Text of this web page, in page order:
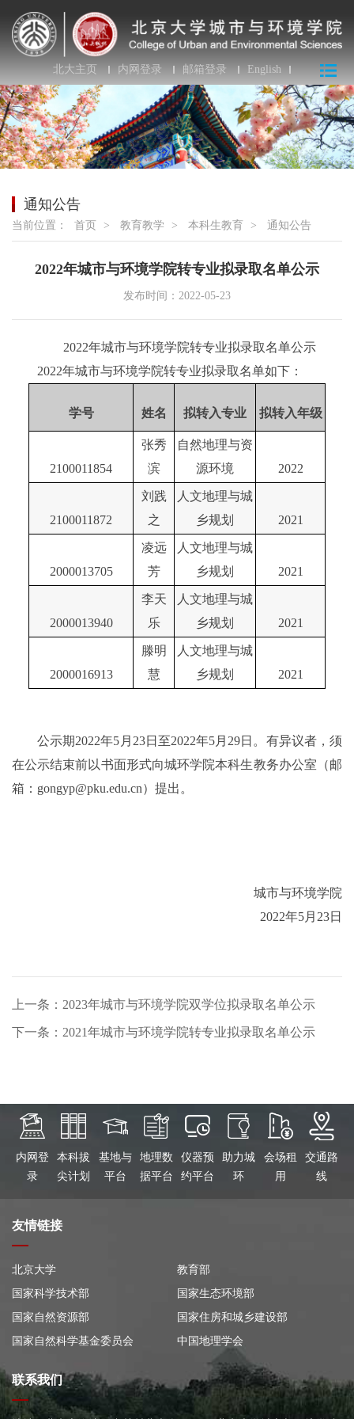
北大主页 内网登录 邮箱登录 English
通知公告
当前位置： 首页 > 教育教学 > 本科生教育 > 通知公告
2022年城市与环境学院转专业拟录取名单公示
发布时间：2022-05-23
2022年城市与环境学院转专业拟录取名单公示
2022年城市与环境学院转专业拟录取名单如下 ：
学号 姓名 拟转入专业 拟转入年级
2100011854
张秀
滨
自然地理与资
源环境
2022
2100011872
刘践
之
人文地理与城
乡规划
2021
2000013705
凌远
芳
人文地理与城
乡规划
2021
2000013940
李天
乐
人文地理与城
乡规划
2021
2000016913
滕明
慧
人文地理与城
乡规划
2021
公示期2022年5 月 23日至2022年5月 29日。有异议者，须
在公示结束前以书面形式向城环学院本科生教务办公室 （邮
箱： gongyp@pku.edu.cn） 提出。
城市与环境学院
2022年5月 23日
上一条：2023年城市与环境学院双学位拟录取名单公示
下一条：2021年城市与环境学院转专业拟录取名单公示
内网登
录
本科拔
尖计划
基地与
平台
地理数
据平台
仪器预
约平台
助力城
环
会场租
用
交通路
线
友情链接
北京大学
教育部
国家科学技术部
国家生态环境部
国家自然资源部
国家住房和城乡建设部
国家自然科学基金委员会
中国地理学会
联系我们